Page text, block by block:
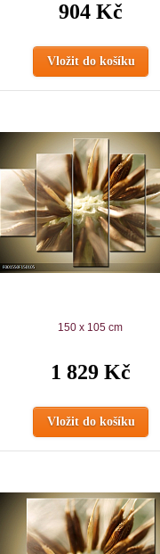
904 Kč
Vložit do košíku
150 x 105 cm
1 829 Kč
Vložit do košíku